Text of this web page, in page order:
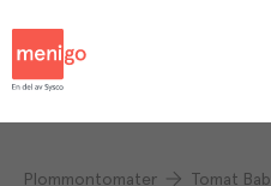
Plommontomater Tomat